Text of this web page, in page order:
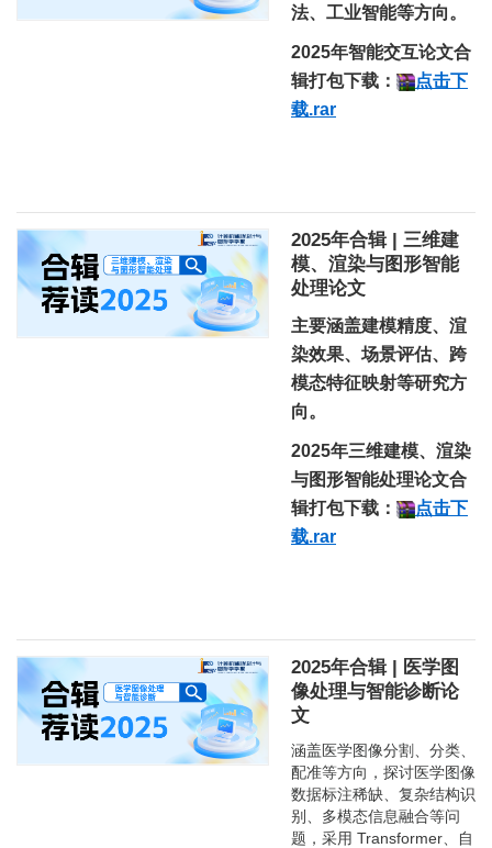
法、工业智能等方向。
2025年智能交互论文合
辑打包下载 ：
点击下
载.rar
2025年合辑 | 三维建
模、渲染与图形智能
处理论文
主要涵盖建模精度、渲
染效果、场景评估、跨
模态特征映射等研究方
向。
2025年三维建模、渲染
与图形智能处理论文合
辑打包下载：
点击下
载.rar
2025年合辑 | 医学图
像处理与智能诊断论
文
涵盖医学图像分割、分类、
配准等方向，探讨医学图像
数据标注稀缺、复杂结构识
别、多模态信息融合等问
题，采用 Transformer、自